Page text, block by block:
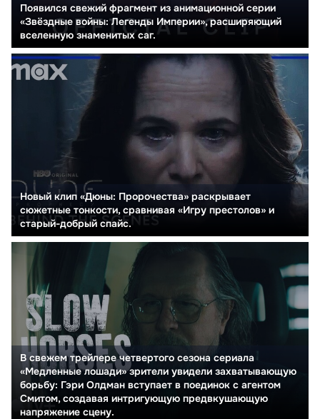
Появился свежий фрагмент из анимационной серии
«Звёздные войны: Легенды Империи», расширяющий
вселенную знаменитых саг.
Новый клип «Дюны: Пророчества» раскрывает
сюжетные тонкости, сравнивая «Игру престолов» и
старый-добрый спайс.
В свежем трейлере четвертого сезона сериала
«Медленные лошади» зрители увидели захватывающую
борьбу: Гэри Олдман вступает в поединок с агентом
Смитом, создавая интригующую предвкушающую
напряжение сцену.